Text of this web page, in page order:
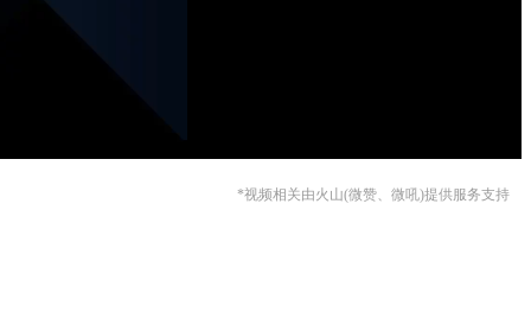
*视频相关由火山(微赞、微吼)提供服务支持